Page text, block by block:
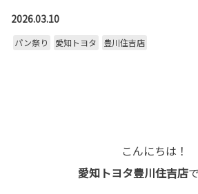
2026.03.10
パン祭り 愛知トヨタ 豊川住吉店
こんにちは！
愛知トヨタ豊川住吉店